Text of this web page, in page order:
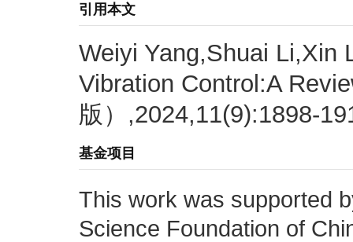
引用本文
Weiyi Yang,Shuai Li,Xin
Vibration Control:A
版）,2024,11(9):1898-
基金项目
This work was supported
Science Foundation of